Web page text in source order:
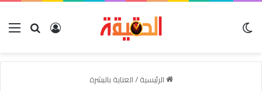
بحث عنتسجيل
الرئيسية/العناية بالبشرة